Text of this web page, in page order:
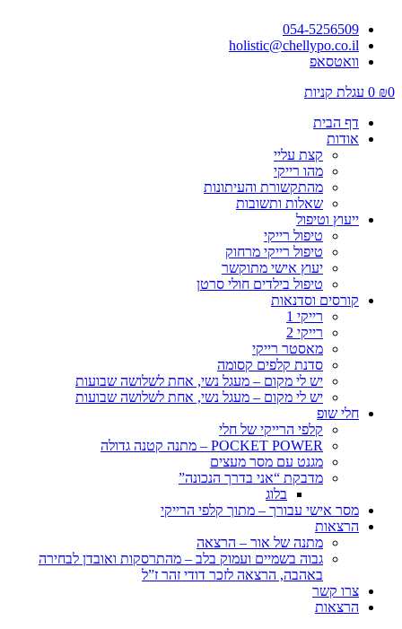
054-5256509
holistic@chellypo.co.il
וואטסאפ
₪0
0 עגלת קניות
דף הבית
אודות
קצת עליי
מהו רייקי
מהתקשורת והעיתונות
שאלות ותשובות
ייעוץ וטיפול
טיפול רייקי
טיפול רייקי מרחוק
יעוץ אישי מתוקשר
טיפול בילדים חולי סרטן
קורסים וסדנאות
רייקי 1
רייקי 2
מאסטר רייקי
סדנת קלפים קסומה
יש לי מקום – מעגל נשי, אחת לשלושה שבועות
יש לי מקום – מעגל נשי, אחת לשלושה שבועות
חלי שופ
קלפי הרייקי של חלי
POCKET POWER – מתנה קטנה גדולה
מגנט עם מסר מעצים
מדבקת “אני בדרך הנכונה”
בלוג
מסר אישי עבורך – מתוך קלפי הרייקי
הרצאות
מתנה של אור – הרצאה
גבוה בשמיים ועמוק בלב – מהתרסקות ואובדן לבחירה
באהבה, הרצאה לזכר דודי זהר ז”ל
צרו קשר
הרצאות